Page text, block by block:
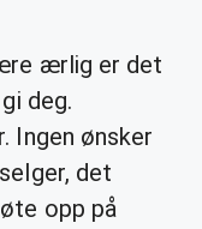
ærlig er det
deg.
Ingen ønsker
det
opp på